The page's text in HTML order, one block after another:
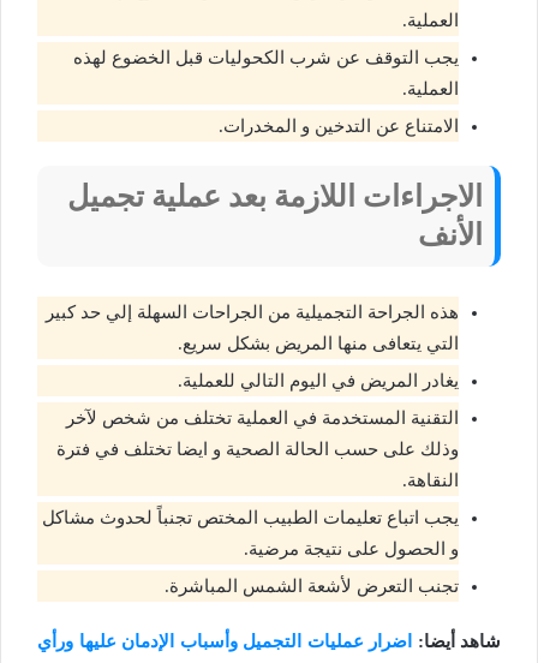
العملية.
يجب التوقف عن شرب الكحوليات قبل الخضوع لهذه
العملية.
الامتناع عن التدخين و المخدرات.
الاجراءات اللازمة بعد عملية تجميل
الأنف
هذه الجراحة التجميلية من الجراحات السهلة إلي حد كبير
التي يتعافى منها المريض بشكل سريع.
يغادر المريض في اليوم التالي للعملية.
التقنية المستخدمة في العملية تختلف من شخص لآخر
وذلك على حسب الحالة الصحية و ايضا تختلف في فترة
النقاهة.
يجب اتباع تعليمات الطبيب المختص تجنباً لحدوث مشاكل
و الحصول على نتيجة مرضية.
تجنب التعرض لأشعة الشمس المباشرة.
شاهد أيضا:
اضرار عمليات التجميل وأسباب الإدمان عليها ورأي